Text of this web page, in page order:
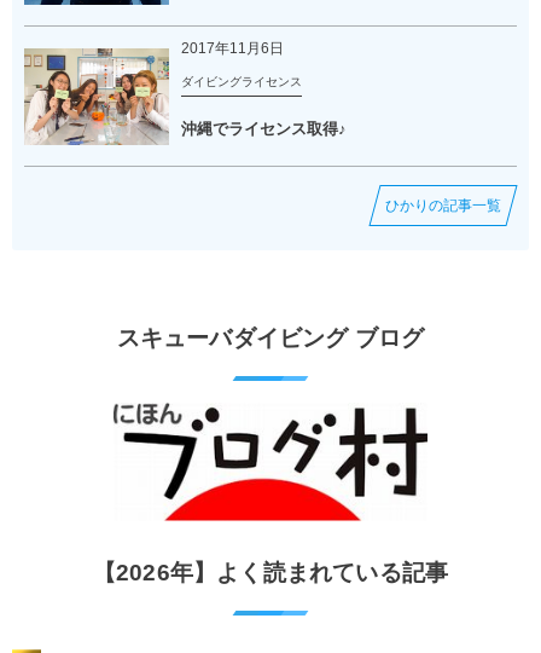
2017年11月6日
ダイビングライセンス
沖縄でライセンス取得♪
ひかりの記事一覧
スキューバダイビング ブログ
【2026年】よく読まれている記事